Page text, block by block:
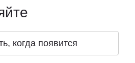
когда появится